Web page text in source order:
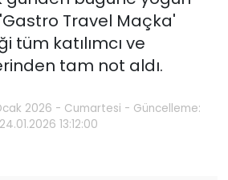
Travel Maçka'
tüm katılımcı ve
tam not aldı.
2026 - Cumartesi - Güncelleme:
24.01.2026 13:12:00